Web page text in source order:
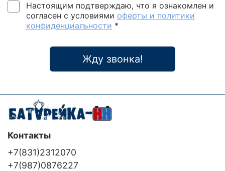
Настоящим подтверждаю, что я ознакомлен и
согласен с условиями оферты и политики
конфиденциальности *
Жду звонка!
Контакты
+7(831)2312070
+7(987)0876227